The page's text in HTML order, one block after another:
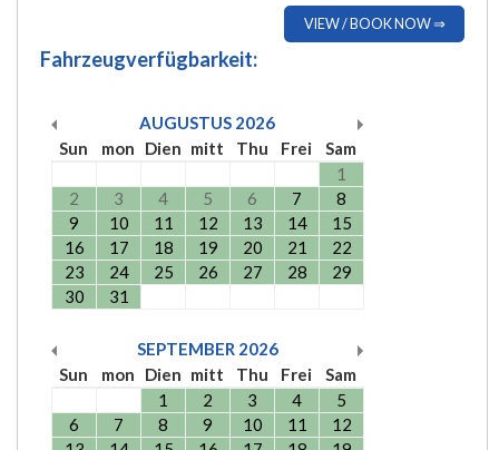
VIEW / BOOK NOW ⇒
Fahrzeugverfügbarkeit:
AUGUSTUS 2026
Sun
mon Dien mitt Thu Frei
Sam
1
2
3 4 5 6 7
8
9
10 11 12 13 14
15
16
17 18 19 20 21
22
23
24 25 26 27 28
29
30
31
SEPTEMBER 2026
Sun
mon Dien mitt Thu Frei
Sam
1
2 3 4
5
6
7 8 9 10 11
12